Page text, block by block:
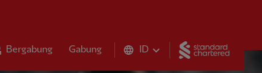
Bergabung Gabung ID